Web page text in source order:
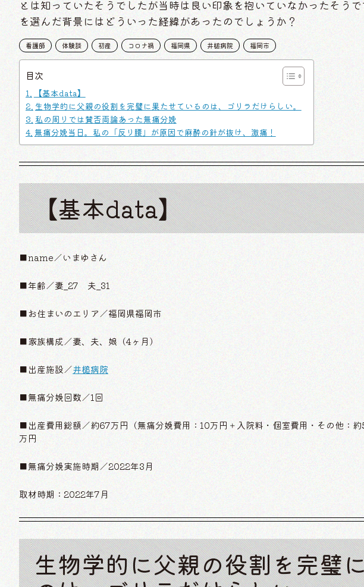
とは知っていたそうでしたが当時は良い印象を抱いていなかったそう
を選んだ背景にはどういった経緯があったのでしょうか？
看護師 体験談 初産 コロナ禍 福岡県 井槌病院 福岡市
目次
【基本data】
生物学的に父親の役割を完璧に果たせているのは、ゴリラだけらしい。
私の周りでは賛否両論あった無痛分娩
無痛分娩当日。私の「反り腰」が原因で麻酔の針が抜け、激痛！
【基本data】
■name／いまゆさん
■年齢／妻_27 夫_31
■お住まいのエリア／福岡県福岡市
■家族構成／妻、夫、娘（4ヶ月）
■出産施設／井槌病院
■無痛分娩回数／1回
■出産費用総額／約67万円（無痛分娩費用：10万円＋入院料・個室費用・その他：
万円
■無痛分娩実施時期／2022年3月
取材時期：2022年7月
生物学的に父親の役割を完璧